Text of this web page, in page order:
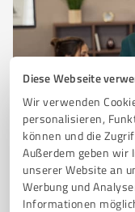
Diese Webseite
Wir verwenden
personalisieren,
können und die
Außerdem geben wir
unserer Website an
Werbung und
Informationen
Sie möchten
Registrieren Sie
Kunden